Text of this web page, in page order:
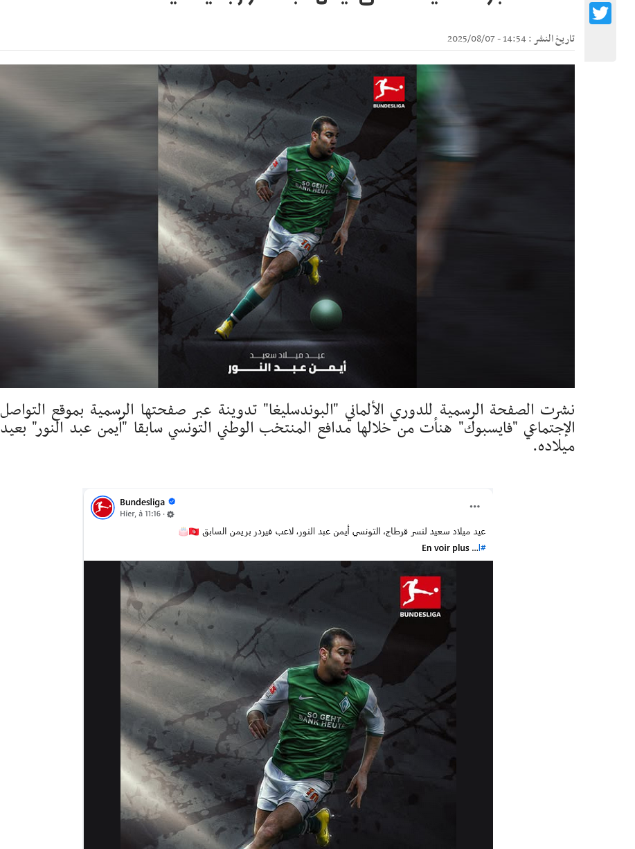
تاريخ النشر : 14:54 - 2025/08/07
نشرت الصفحة الرسمية للدوري الألماني "البوندسليغا" تدوينة عبر صفحتها الرسمية بموقع التواصل
الإجتماعي "فايسبوك" هنأت من خلالها مدافع المنتخب الوطني التونسي سابقا "أيمن عبد النور" بعيد
ميلاده.
Twitter